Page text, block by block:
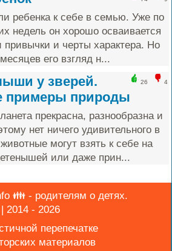
ребенка к себе в семью. Уже по
недель он хорошо осваивается
и черты характера. Но
его взгляд н...
26 4
у зверей.
примеры природы
прекрасна, разнообразна и
нет ничего удивительного в
могут взять к себе на
или даже прин...
👪 - родителям о детях.
2014 - 2026
перепечатке
материалов